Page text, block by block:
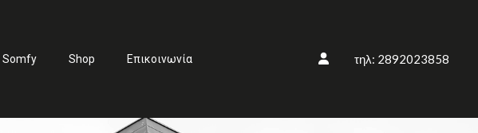
Somfy Shop Επικοινωνία τηλ: 2892023858